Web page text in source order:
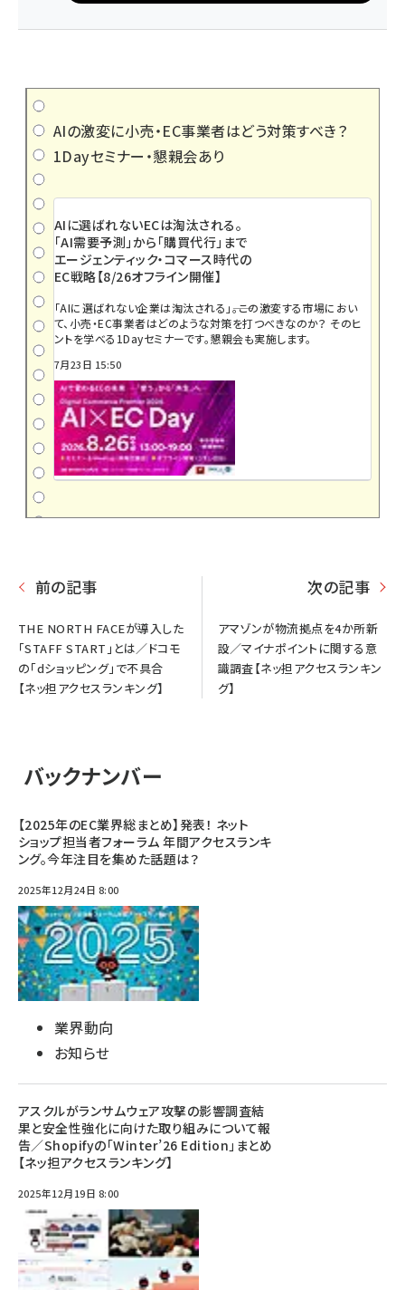
AIの激変に小売・EC事業者はどう対策すべき？
1Dayセミナー・懇親会あり
AIに選ばれないECは淘汰される。
「AI需要予測」から「購買代行」まで
エージェンティック・コマース時代の
EC戦略【8/26オフライン開催】
「AIに選ばれない企業は淘汰される」――。この激変する市場におい
て、小売・EC事業者はどのような対策を打つべきなのか？ そのヒ
ントを学べる1Dayセミナーです。懇親会も実施します。
7月23日 15:50
前の記事
THE NORTH FACEが導入した
「STAFF START」とは／ドコモ
の「dショッピング」で不具合
【ネッ担アクセスランキング】
次の記事
アマゾンが物流拠点を4か所新
設／マイナポイントに関する意
識調査【ネッ担アクセスランキン
グ】
バックナンバー
【2025年のEC業界総まとめ】発表！ ネット
ショップ担当者フォーラム 年間アクセスランキ
ング。今年注目を集めた話題は？
2025年12月24日 8:00
業界動向
お知らせ
アスクルがランサムウェア攻撃の影響調査結
果と安全性強化に向けた取り組みについて報
告／Shopifyの「Winter’26 Edition」まとめ
【ネッ担アクセスランキング】
2025年12月19日 8:00